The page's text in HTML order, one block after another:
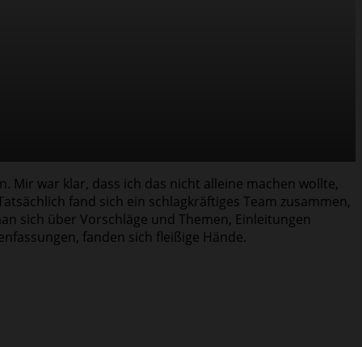
Mir war klar, dass ich das nicht alleine machen wollte,
fand sich ein schlagkräftiges Team zusammen,
sich über Vorschläge und Themen, Einleitungen
fanden sich fleißige Hände.